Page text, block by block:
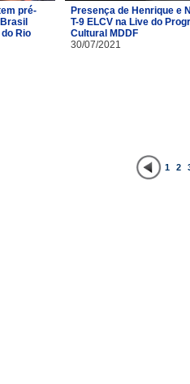
pré-
Rio
Presença de Henrique e
T-9 ELCV na Live do
Cultural MDDF
30/07/2021
1 2